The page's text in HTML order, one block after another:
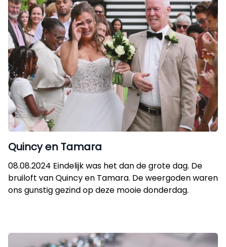
Quincy en Tamara
08.08.2024 Eindelijk was het dan de grote dag. De
bruiloft van Quincy en Tamara. De weergoden waren
ons gunstig gezind op deze mooie donderdag.